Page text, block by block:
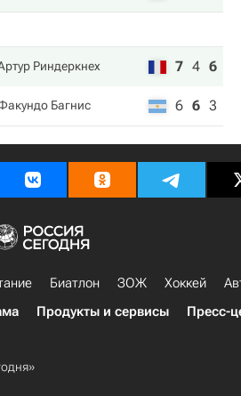
Риндеркнех 7 4 6
Багнис 6 6 3
Биатлон ЗОЖ Хоккей
Продукты и сервисы Пресс-